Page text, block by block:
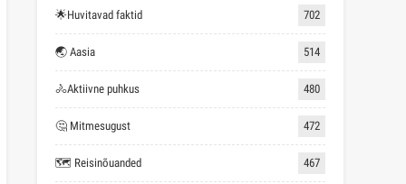
🌟Huvitavad faktid 702
🌏 Aasia 514
🚴Aktiivne puhkus 480
🤔 Mitmesugust 472
🗺 Reisinõuanded 467